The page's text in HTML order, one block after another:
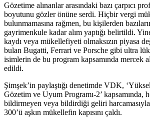
Gözetime alınanlar arasındaki bazı çarpıcı
boyutunu gözler önüne serdi. Hiçbir vergi
bulunmamasına rağmen, bu kişilerden
gayrimenkule kadar alım yaptığı belirtildi.
kaydı veya mükellefiyeti olmaksızın piyasa
bulan Bugatti, Ferrari ve Porsche gibi ultra
isimlerin de bu program kapsamında mercek
edildi.
Şimşek’in paylaştığı denetimde VDK,
Gözetim ve Uyum Programı-2’ kapsamında,
bildirmeyen veya bildirdiği geliri
300’ü aşkın mükellefin kapısını çaldı.